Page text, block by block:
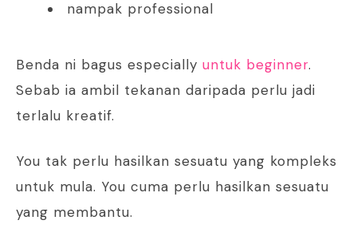
nampak professional
Benda ni bagus especially untuk beginner.
Sebab ia ambil tekanan daripada perlu jadi
terlalu kreatif.
You tak perlu hasilkan sesuatu yang kompleks
untuk mula. You cuma perlu hasilkan sesuatu
yang membantu.